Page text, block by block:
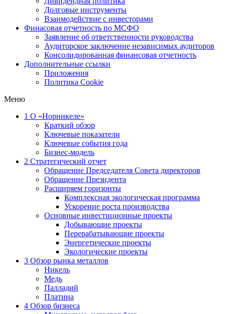
Долговые инструменты
Взаимодействие с инвеcторами
Финасовая отчетность по МСФО
Заявление об ответственности руководства
Аудиторское заключение независимых аудиторов
Консолидированная финансовая отчетность
Дополнительные ссылки
Приложения
Политика Cookie
Меню
1 О «Норникеле»
Краткий обзор
Ключевые показатели
Ключевые события года
Бизнес-модель
2 Стратегический отчет
Обращение Председателя Совета директоров
Обращение Президента
Расширяем горизонты
Комплексная экологическая программа
Ускорение роста производства
Основные инвестиционные проекты
Добывающие проекты
Перерабатывающие проекты
Энергетические проекты
Экологические проекты
3 Обзор рынка металлов
Никель
Медь
Палладий
Платина
4 Обзор бизнеса